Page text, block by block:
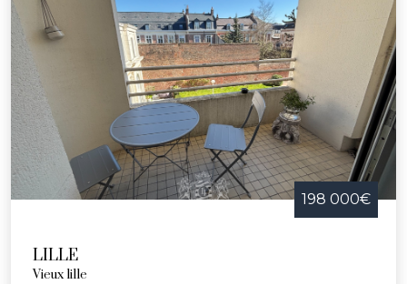
198 000€
LILLE
Vieux lille